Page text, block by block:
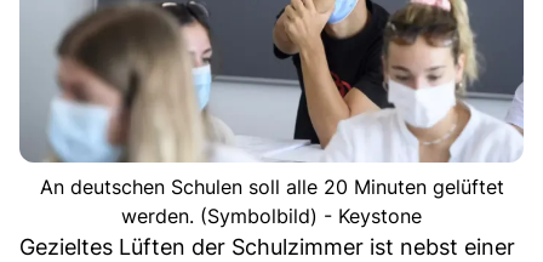
An deutschen Schulen soll alle 20 Minuten gelüftet
werden. (Symbolbild) - Keystone
Gezieltes Lüften der Schulzimmer ist nebst einer